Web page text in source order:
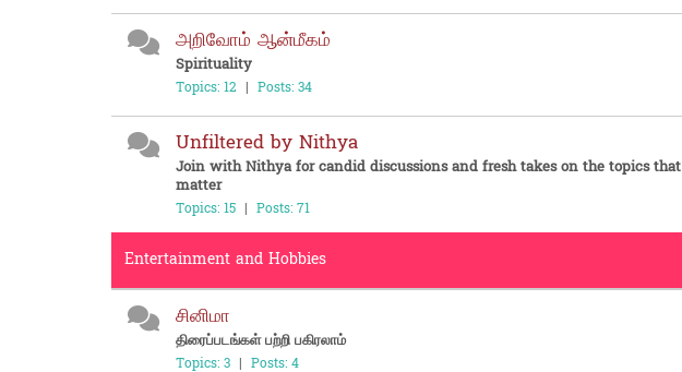
அறிவோம் ஆன்மீகம்
Spirituality
Topics: 12 | Posts: 34
Unfiltered by Nithya
Join with Nithya for candid discussions and fresh takes on the topics that
matter
Topics: 15 | Posts: 71
Entertainment and Hobbies
சினிமா
திரைப்படங்கள் பற்றி பகிரலாம்
Topics: 3 | Posts: 4